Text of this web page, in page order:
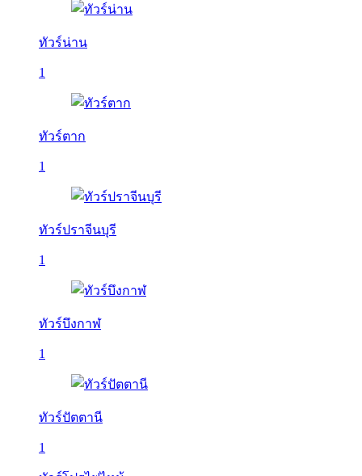
ทัวร์น่าน
1
ทัวร์ตาก
1
ทัวร์ปราจีนบุรี
1
ทัวร์บึงกาฬ
1
ทัวร์ปัตตานี
1